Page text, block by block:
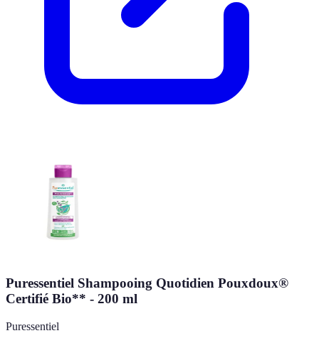
Puressentiel Shampooing Quotidien Pouxdoux®
Certifié Bio** - 200 ml
Puressentiel